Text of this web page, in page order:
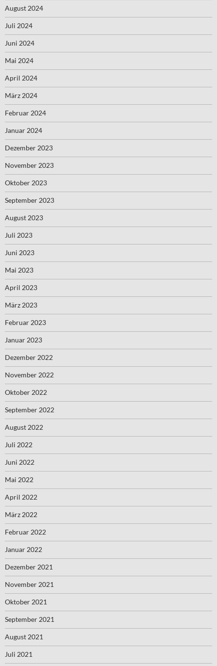
August 2024
Juli 2024
Juni 2024
Mai 2024
April 2024
März 2024
Februar 2024
Januar 2024
Dezember 2023
November 2023
Oktober 2023
September 2023
August 2023
Juli 2023
Juni 2023
Mai 2023
April 2023
März 2023
Februar 2023
Januar 2023
Dezember 2022
November 2022
Oktober 2022
September 2022
August 2022
Juli 2022
Juni 2022
Mai 2022
April 2022
März 2022
Februar 2022
Januar 2022
Dezember 2021
November 2021
Oktober 2021
September 2021
August 2021
Juli 2021